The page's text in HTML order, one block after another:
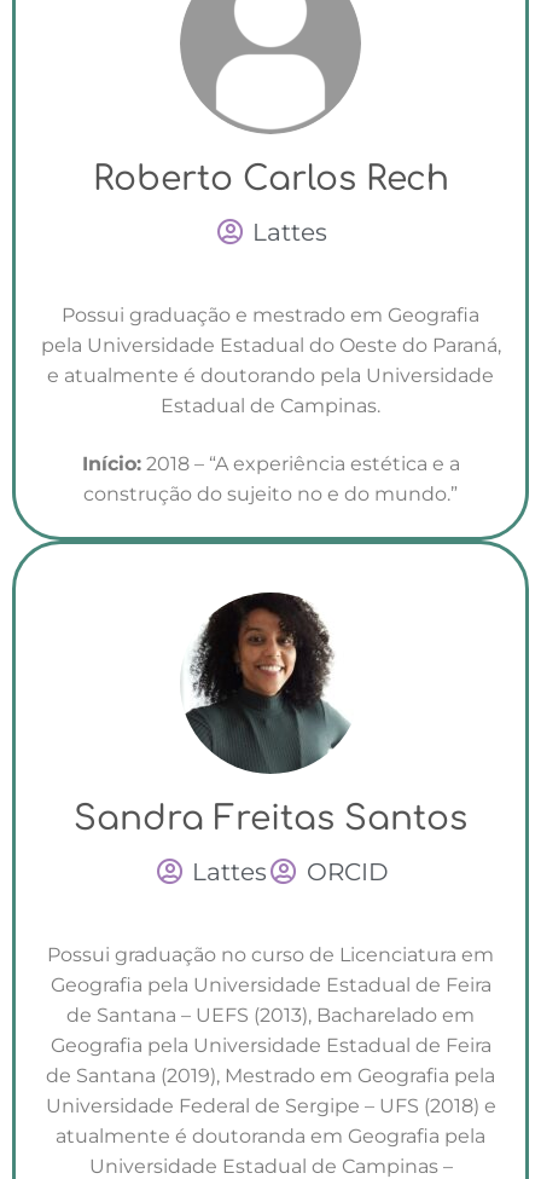
Roberto Carlos Rech
Lattes
Possui graduação e mestrado em Geografia
pela Universidade Estadual do Oeste do Paraná,
e atualmente é doutorando pela Universidade
Estadual de Campinas.
Início:2018 – “A experiência estética e a
construção do sujeito no e do mundo.”
Sandra Freitas Santos
Lattes ORCID
Possui graduação no curso de Licenciatura em
Geografia pela Universidade Estadual de Feira
de Santana – UEFS (2013), Bacharelado em
Geografia pela Universidade Estadual de Feira
de Santana (2019), Mestrado em Geografia pela
Universidade Federal de Sergipe – UFS (2018) e
atualmente é doutoranda em Geografia pela
Universidade Estadual de Campinas –